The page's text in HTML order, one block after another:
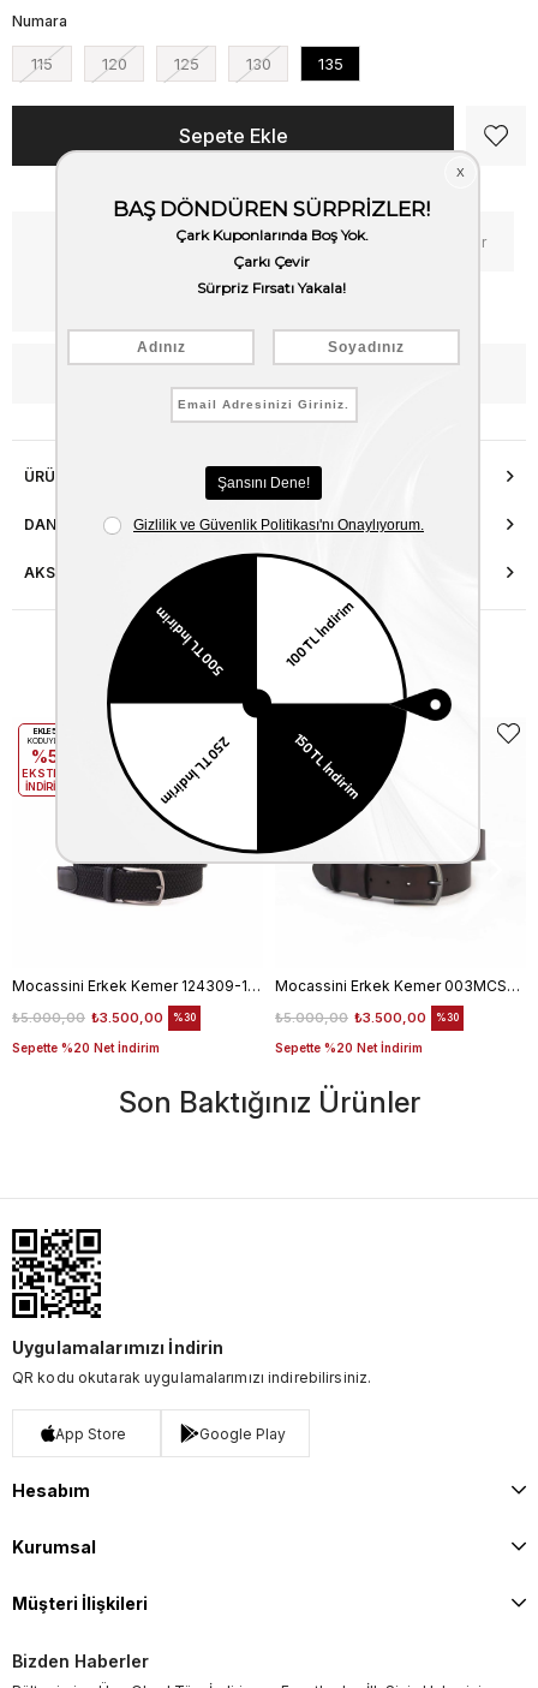
Numara
115 120 125 130 135
Fiyat Düşünce Haber Ver
ÜRÜN ÖZELLIKLERI
DANIŞMA HATTI
AKSESUAR ONARIMI
Benzer Ürünler
Mocassini Erkek Kemer 124309-100
₺3.500,00
₺5.000,00
Sepette %20 Net İndirim
%30
EKLE5
KODUYLA
%5
EKSTRA
İNDİRİM
Mocassini Erkek Kemer 003MCSN B3245
₺3.500,00
₺5.000,00
Sepette %20 Net İndirim
%30
KODUYLA
%5
EKSTRA
Son Baktığınız Ürünler
Uygulamalarımızı İndirin
QR kodu okutarak uygulamalarımızı indirebilirsiniz.
App Store Google Play
Hesabım
Kurumsal
Müşteri İlişkileri
Bizden Haberler